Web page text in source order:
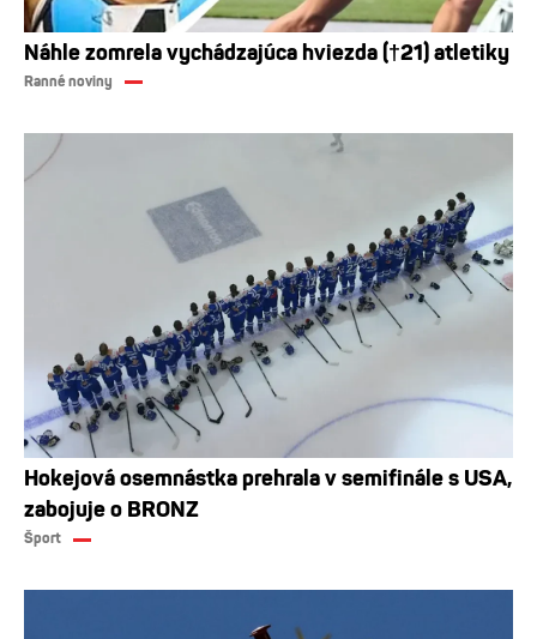
Náhle zomrela vychádzajúca hviezda (†21) atletiky
Ranné noviny
Hokejová osemnástka prehrala v semifinále s USA,
zabojuje o BRONZ
Šport